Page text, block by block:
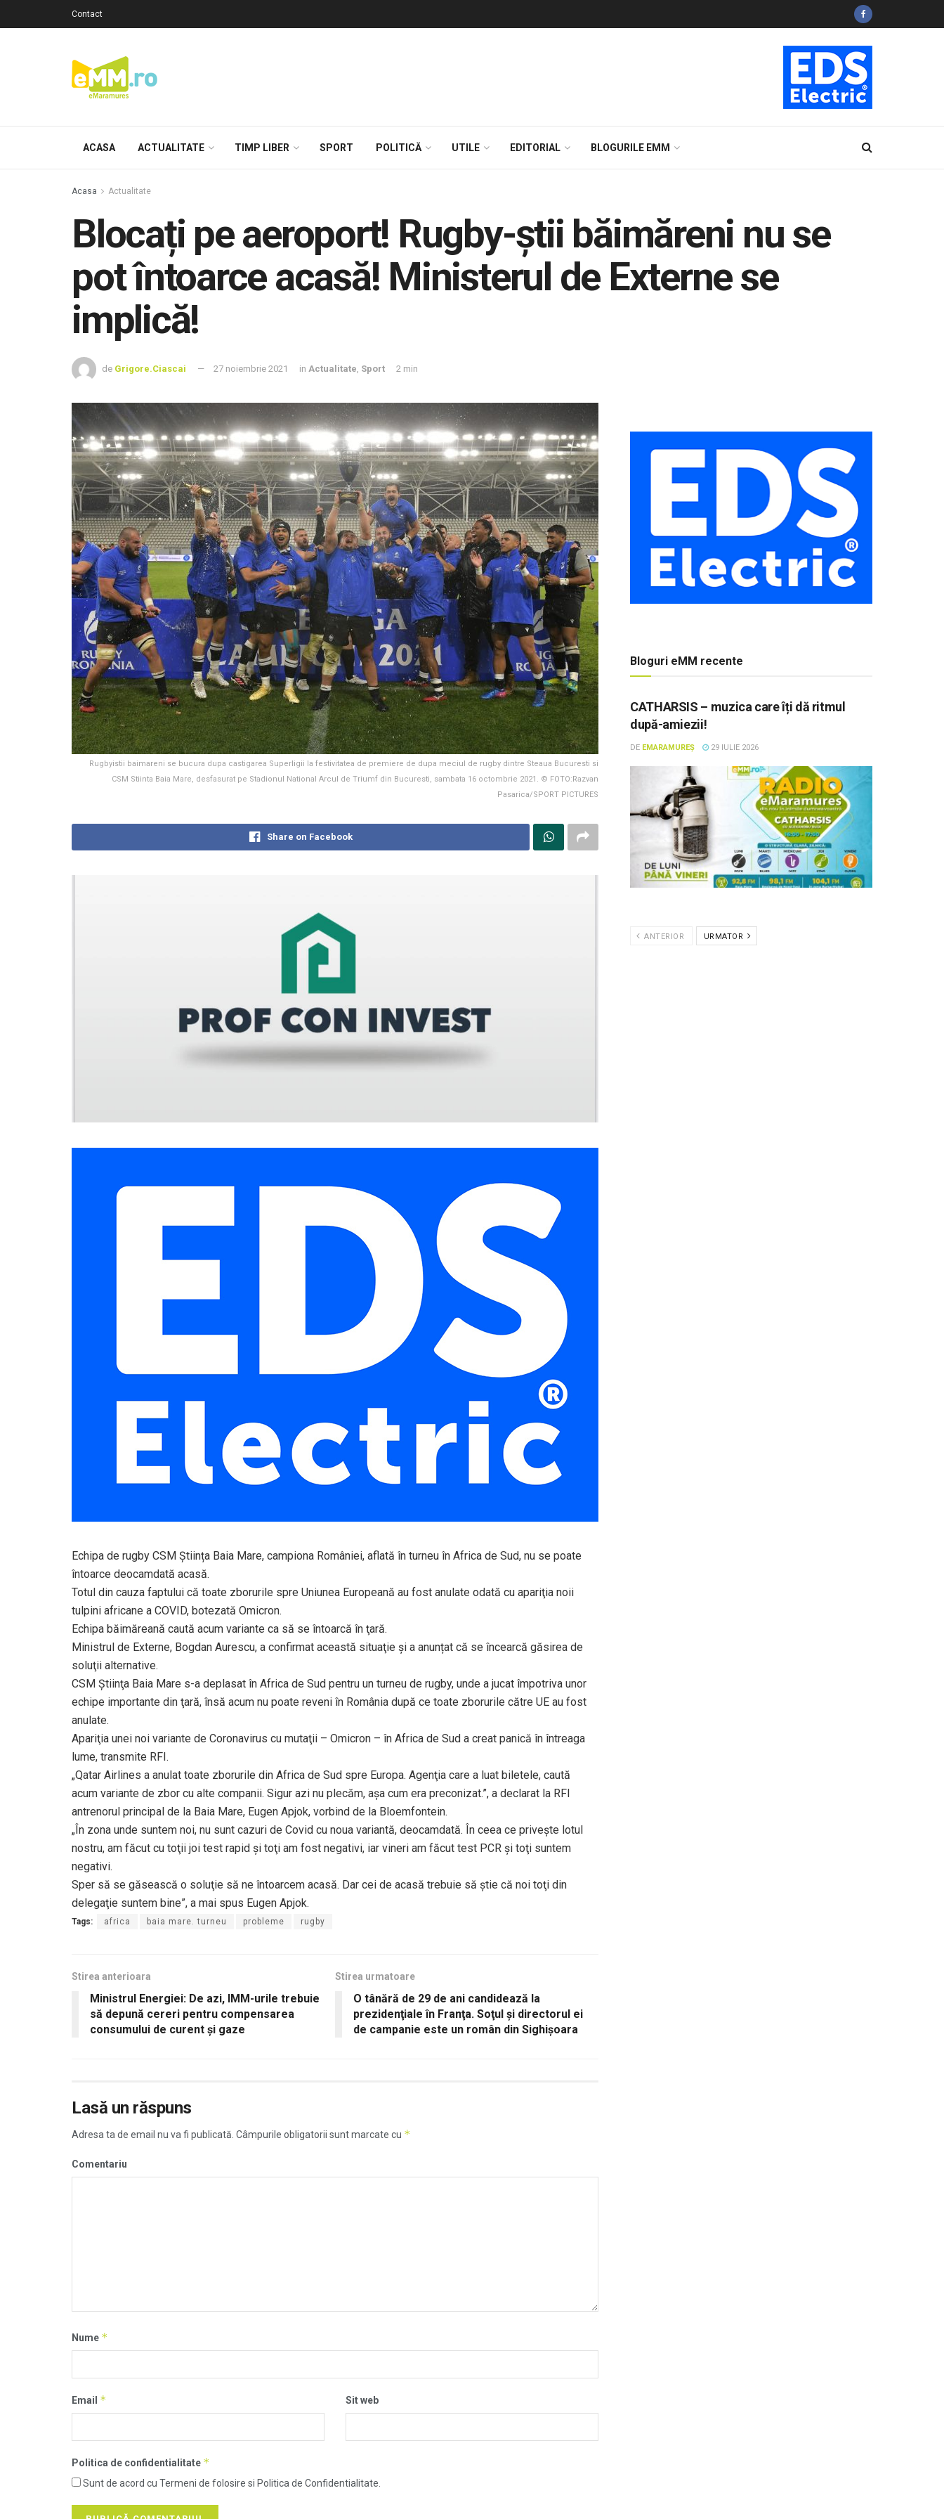
Contact
ACASA ACTUALITATE TIMP LIBER SPORT POLITICĂ UTILE EDITORIAL BLOGURILE EMM
Acasa Actualitate
Blocați pe aeroport! Rugby-știi băimăreni nu se
pot întoarce acasă! Ministerul de Externe se
implică!
de Grigore.Ciascai 27 noiembrie 2021 in Actualitate, Sport 2 min
Rugbyistii baimareni se bucura dupa castigarea Superligii la festivitatea de premiere de dupa meciul de rugby dintre Steaua Bucuresti si
CSM Stiinta Baia Mare, desfasurat pe Stadionul National Arcul de Triumf din Bucuresti, sambata 16 octombrie 2021. © FOTO:Razvan
Pasarica/SPORT PICTURES
Share on Facebook
Echipa de rugby CSM Știința Baia Mare, campiona României, aflată în turneu în Africa de Sud, nu se poate
întoarce deocamdată acasă.
Totul din cauza faptului că toate zborurile spre Uniunea Europeană au fost anulate odată cu apariţia noii
tulpini africane a COVID, botezată Omicron.
Echipa băimăreană caută acum variante ca să se întoarcă în ţară.
Ministrul de Externe, Bogdan Aurescu, a confirmat această situaţie şi a anunțat că se încearcă găsirea de
soluţii alternative.
CSM Ştiinţa Baia Mare s-a deplasat în Africa de Sud pentru un turneu de rugby, unde a jucat împotriva unor
echipe importante din ţară, însă acum nu poate reveni în România după ce toate zborurile către UE au fost
anulate.
Apariţia unei noi variante de Coronavirus cu mutaţii – Omicron – în Africa de Sud a creat panică în întreaga
lume, transmite RFI.
„Qatar Airlines a anulat toate zborurile din Africa de Sud spre Europa. Agenţia care a luat biletele, caută
acum variante de zbor cu alte companii. Sigur azi nu plecăm, aşa cum era preconizat.”, a declarat la RFI
antrenorul principal de la Baia Mare, Eugen Apjok, vorbind de la Bloemfontein.
„În zona unde suntem noi, nu sunt cazuri de Covid cu noua variantă, deocamdată. În ceea ce priveşte lotul
nostru, am făcut cu toţii joi test rapid şi toţi am fost negativi, iar vineri am făcut test PCR şi toţi suntem
negativi.
Sper să se găsească o soluţie să ne întoarcem acasă. Dar cei de acasă trebuie să ştie că noi toţi din
delegaţie suntem bine”, a mai spus Eugen Apjok.
Tags: africa baia mare. turneu probleme rugby
Stirea anterioara
Ministrul Energiei: De azi, IMM-urile trebuie
să depună cereri pentru compensarea
consumului de curent şi gaze
Stirea urmatoare
O tânără de 29 de ani candidează la
prezidenţiale în Franţa. Soţul şi directorul ei
de campanie este un român din Sighişoara
Lasă un răspuns
Adresa ta de email nu va fi publicată. Câmpurile obligatorii sunt marcate cu *
Comentariu
Nume *
Email * Sit web
Politica de confidentialitate *
Sunt de acord cu Termeni de folosire si Politica de Confidentialitate.
Bloguri eMM recente
CATHARSIS – muzica care îți dă ritmul
după-amiezii!
DE EMARAMUREȘ 29 IULIE 2026
ANTERIOR URMATOR